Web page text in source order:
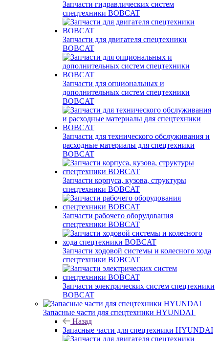
Запчасти гидравлических систем
спецтехники BOBCAT
Запчасти для двигателя спецтехники
BOBCAT
Запчасти для опциональных и
дополнительных систем спецтехники
BOBCAT
Запчасти для технического обслуживания и
расходные материалы для спецтехники
BOBCAT
Запчасти корпуса, кузова, структуры
спецтехники BOBCAT
Запчасти рабочего оборудования
спецтехники BOBCAT
Запчасти ходовой системы и колесного хода
спецтехники BOBCAT
Запчасти электрических систем спецтехники
BOBCAT
Запасные части для спецтехники HYUNDAI
Назад
Запасные части для спецтехники HYUNDAI